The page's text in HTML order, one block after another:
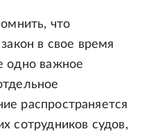
что
в свое время
одно важное
распространяется
сотрудников судов,